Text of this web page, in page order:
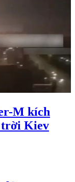
M kích
trời Kiev